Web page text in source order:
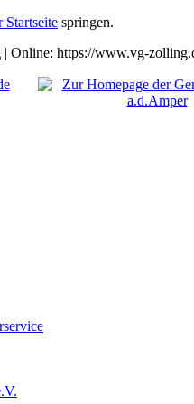
Startseite springen.
| Online: https://www.vg-